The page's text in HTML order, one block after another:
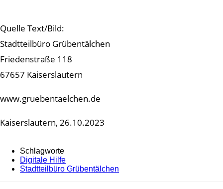
Quelle Text/Bild:
Stadtteilbüro Grübentälchen
Friedenstraße 118
67657 Kaiserslautern
www.gruebentaelchen.de
Kaiserslautern, 26.10.2023
Schlagworte
Digitale Hilfe
Stadtteilbüro Grübentälchen